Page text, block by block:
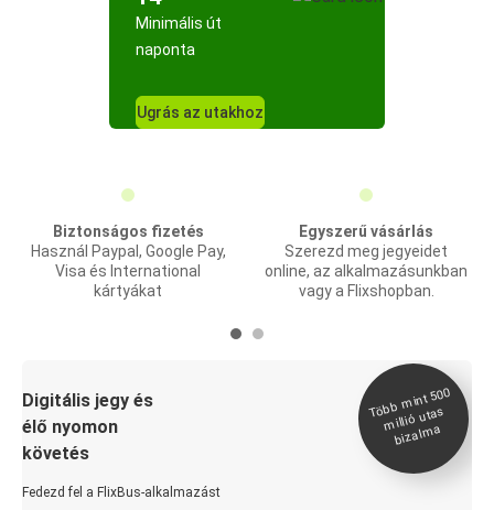
Minimális út
naponta
Ugrás az utakhoz
Biztonságos fizetés
Használ Paypal, Google Pay,
Visa és International
kártyákat
Egyszerű vásárlás
Szerezd meg jegyeidet
online, az alkalmazásunkban
vagy a Flixshopban.
Digitális jegy és
élő nyomon
követés
Fedezd fel a FlixBus-alkalmazást
Több
mint 500
millió utas
bizal
ma